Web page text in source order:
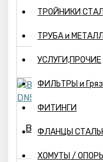
ТРОЙНИКИ
ТРУБА и МЕТАЛЛ
УСЛУГИ,ПРОЧИЕ
ФИЛЬТРЫ и
ФИТИНГИ
ФЛАНЦЫ
ХОМУТЫ /
входа-